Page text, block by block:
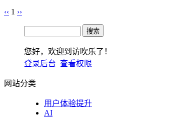
‹‹ 1 ››
您好，欢迎到访吹乐了！
登录后台 查看权限
网站分类
用户体验提升
AI